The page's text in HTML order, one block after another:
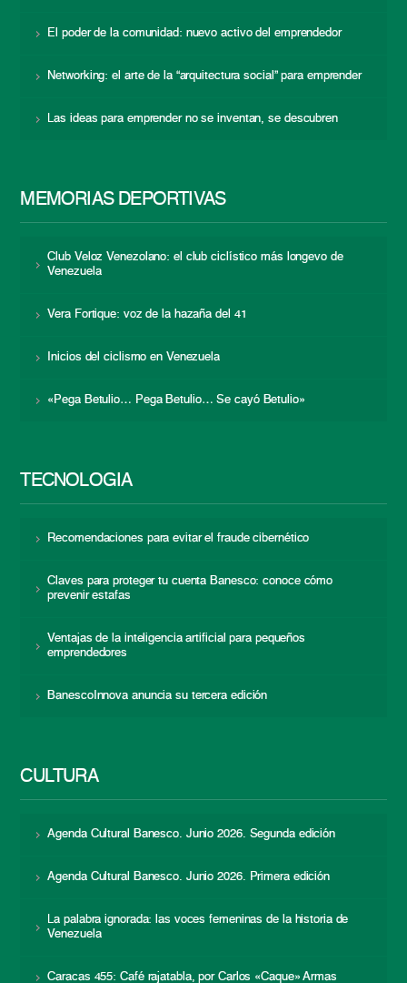
El poder de la comunidad: nuevo activo del emprendedor
Networking: el arte de la “arquitectura social” para emprender
Las ideas para emprender no se inventan, se descubren
MEMORIAS DEPORTIVAS
Club Veloz Venezolano: el club ciclístico más longevo de
Venezuela
Vera Fortique: voz de la hazaña del 41
Inicios del ciclismo en Venezuela
«Pega Betulio… Pega Betulio… Se cayó Betulio»
TECNOLOGÍA
Recomendaciones para evitar el fraude cibernético
Claves para proteger tu cuenta Banesco: conoce cómo
prevenir estafas
Ventajas de la inteligencia artificial para pequeños
emprendedores
BanescoInnova anuncia su tercera edición
CULTURA
Agenda Cultural Banesco. Junio 2026. Segunda edición
Agenda Cultural Banesco. Junio 2026. Primera edición
La palabra ignorada: las voces femeninas de la historia de
Venezuela
Caracas 455: Café rajatabla, por Carlos «Caque» Armas